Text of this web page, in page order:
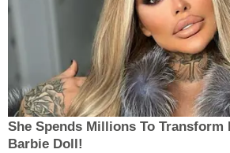
She Spends Millions To Transform
Barbie Doll!